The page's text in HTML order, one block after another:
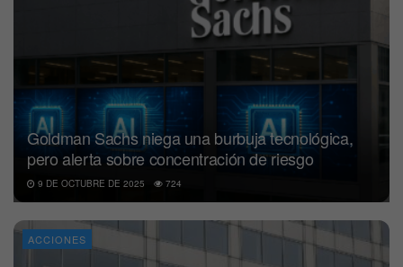
Goldman Sachs niega una burbuja tecnológica,
pero alerta sobre concentración de riesgo
9 DE OCTUBRE DE 2025 724
ACCIONES